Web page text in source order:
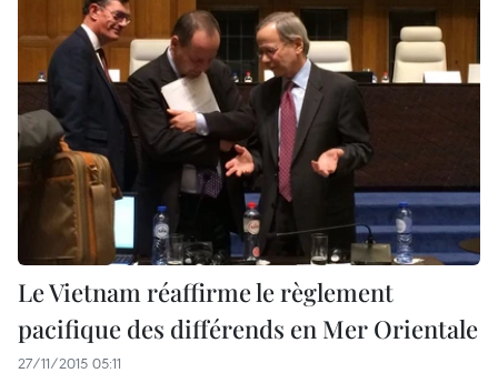
Le Vietnam réaffirme le règlement
pacifique des différends en Mer Orientale
27/11/2015 05:11